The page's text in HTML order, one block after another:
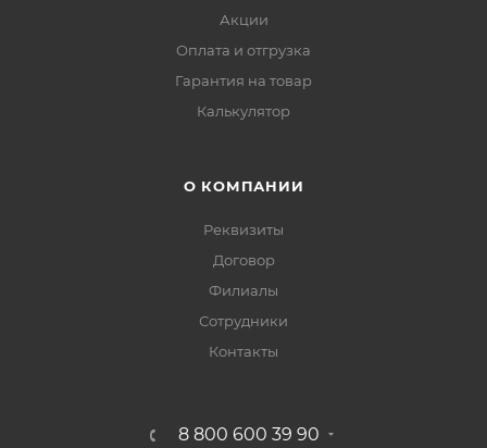
Акции
Оплата и отгрузка
Гарантия на товар
Калькулятор
О КОМПАНИИ
Реквизиты
Договор
Филиалы
Сотрудники
Контакты
8 800 600 39 90